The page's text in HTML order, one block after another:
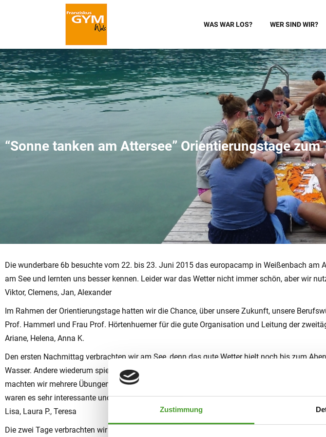
Zustimmung
WAS WAR LOS? WER SIND WIR?
“Sonne tanken am Attersee” Orientierungstage zum
Die wunderbare 6b besuchte vom 22. bis 23. Juni 2015 das europacamp in Weißenbach am
am See und lernten uns besser kennen. Leider war das Wetter nicht immer schön, aber wir
Viktor, Clemens, Jan, Alexander
Im Rahmen der Orientierungstage hatten wir die Chance, über unsere Zukunft, unsere
Prof. Hammerl und Frau Prof. Hörtenhuemer für die gute Organisation und Leitung der
Ariane, Helena, Anna K.
Den ersten Nachmittag verbrachten wir am See, denn das gute Wetter hielt noch bis zum
Wasser. Andere wiederum spielten Karten oder unterhielten sich. Wir wählten im Vorhinein
machten wir mehrere Übungen, die uns unter anderem auf unsere Berufswahl
waren es sehr interessante und durchaus informative Tage.
Lisa, Laura P., Teresa
Die zwei Tage verbrachten wir in perfekter Ausgeglichenheit zwischen Freizeit und